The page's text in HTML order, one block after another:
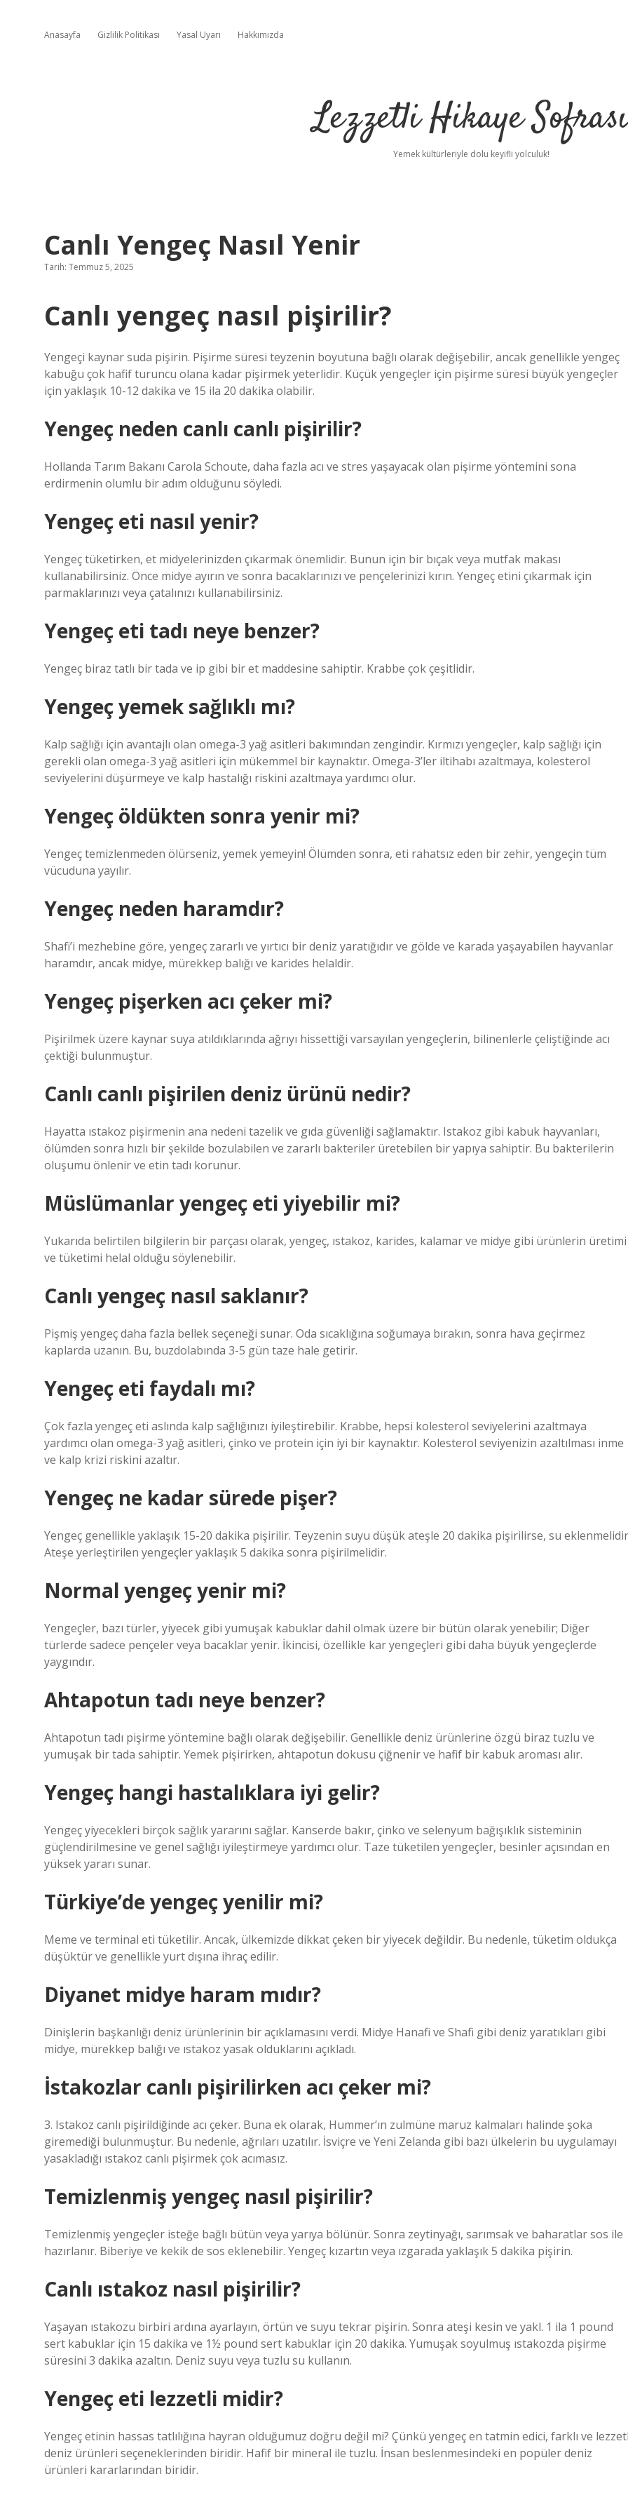
Anasayfa Gizlilik Politikası Yasal Uyarı Hakkımızda
Lezzetli Hikaye Sofrası
Yemek kültürleriyle dolu keyifli yolculuk!
Canlı Yengeç Nasıl Yenir
Tarih: Temmuz 5, 2025
Canlı yengeç nasıl pişirilir?
Yengeçi kaynar suda pişirin. Pişirme süresi teyzenin boyutuna bağlı olarak değişebilir, ancak genellikle yengeç
kabuğu çok hafif turuncu olana kadar pişirmek yeterlidir. Küçük yengeçler için pişirme süresi büyük yengeçler
için yaklaşık 10-12 dakika ve 15 ila 20 dakika olabilir.
Yengeç neden canlı canlı pişirilir?
Hollanda Tarım Bakanı Carola Schoute, daha fazla acı ve stres yaşayacak olan pişirme yöntemini sona
erdirmenin olumlu bir adım olduğunu söyledi.
Yengeç eti nasıl yenir?
Yengeç tüketirken, et midyelerinizden çıkarmak önemlidir. Bunun için bir bıçak veya mutfak makası
kullanabilirsiniz. Önce midye ayırın ve sonra bacaklarınızı ve pençelerinizi kırın. Yengeç etini çıkarmak için
parmaklarınızı veya çatalınızı kullanabilirsiniz.
Yengeç eti tadı neye benzer?
Yengeç biraz tatlı bir tada ve ip gibi bir et maddesine sahiptir. Krabbe çok çeşitlidir.
Yengeç yemek sağlıklı mı?
Kalp sağlığı için avantajlı olan omega-3 yağ asitleri bakımından zengindir. Kırmızı yengeçler, kalp sağlığı için
gerekli olan omega-3 yağ asitleri için mükemmel bir kaynaktır. Omega-3’ler iltihabı azaltmaya, kolesterol
seviyelerini düşürmeye ve kalp hastalığı riskini azaltmaya yardımcı olur.
Yengeç öldükten sonra yenir mi?
Yengeç temizlenmeden ölürseniz, yemek yemeyin! Ölümden sonra, eti rahatsız eden bir zehir, yengeçin tüm
vücuduna yayılır.
Yengeç neden haramdır?
Shafi’i mezhebine göre, yengeç zararlı ve yırtıcı bir deniz yaratığıdır ve gölde ve karada yaşayabilen hayvanlar
haramdır, ancak midye, mürekkep balığı ve karides helaldir.
Yengeç pişerken acı çeker mi?
Pişirilmek üzere kaynar suya atıldıklarında ağrıyı hissettiği varsayılan yengeçlerin, bilinenlerle çeliştiğinde acı
çektiği bulunmuştur.
Canlı canlı pişirilen deniz ürünü nedir?
Hayatta ıstakoz pişirmenin ana nedeni tazelik ve gıda güvenliği sağlamaktır. Istakoz gibi kabuk hayvanları,
ölümden sonra hızlı bir şekilde bozulabilen ve zararlı bakteriler üretebilen bir yapıya sahiptir. Bu bakterilerin
oluşumu önlenir ve etin tadı korunur.
Müslümanlar yengeç eti yiyebilir mi?
Yukarıda belirtilen bilgilerin bir parçası olarak, yengeç, ıstakoz, karides, kalamar ve midye gibi ürünlerin üretimi
ve tüketimi helal olduğu söylenebilir.
Canlı yengeç nasıl saklanır?
Pişmiş yengeç daha fazla bellek seçeneği sunar. Oda sıcaklığına soğumaya bırakın, sonra hava geçirmez
kaplarda uzanın. Bu, buzdolabında 3-5 gün taze hale getirir.
Yengeç eti faydalı mı?
Çok fazla yengeç eti aslında kalp sağlığınızı iyileştirebilir. Krabbe, hepsi kolesterol seviyelerini azaltmaya
yardımcı olan omega-3 yağ asitleri, çinko ve protein için iyi bir kaynaktır. Kolesterol seviyenizin azaltılması inme
ve kalp krizi riskini azaltır.
Yengeç ne kadar sürede pişer?
Yengeç genellikle yaklaşık 15-20 dakika pişirilir. Teyzenin suyu düşük ateşle 20 dakika pişirilirse, su
Ateşe yerleştirilen yengeçler yaklaşık 5 dakika sonra pişirilmelidir.
Normal yengeç yenir mi?
Yengeçler, bazı türler, yiyecek gibi yumuşak kabuklar dahil olmak üzere bir bütün olarak yenebilir; Diğer
türlerde sadece pençeler veya bacaklar yenir. İkincisi, özellikle kar yengeçleri gibi daha büyük yengeçlerde
yaygındır.
Ahtapotun tadı neye benzer?
Ahtapotun tadı pişirme yöntemine bağlı olarak değişebilir. Genellikle deniz ürünlerine özgü biraz tuzlu ve
yumuşak bir tada sahiptir. Yemek pişirirken, ahtapotun dokusu çiğnenir ve hafif bir kabuk aroması alır.
Yengeç hangi hastalıklara iyi gelir?
Yengeç yiyecekleri birçok sağlık yararını sağlar. Kanserde bakır, çinko ve selenyum bağışıklık sisteminin
güçlendirilmesine ve genel sağlığı iyileştirmeye yardımcı olur. Taze tüketilen yengeçler, besinler açısından en
yüksek yararı sunar.
Türkiye’de yengeç yenilir mi?
Meme ve terminal eti tüketilir. Ancak, ülkemizde dikkat çeken bir yiyecek değildir. Bu nedenle, tüketim oldukça
düşüktür ve genellikle yurt dışına ihraç edilir.
Diyanet midye haram mıdır?
Dinişlerin başkanlığı deniz ürünlerinin bir açıklamasını verdi. Midye Hanafi ve Shafi gibi deniz yaratıkları gibi
midye, mürekkep balığı ve ıstakoz yasak olduklarını açıkladı.
İstakozlar canlı pişirilirken acı çeker mi?
3. Istakoz canlı pişirildiğinde acı çeker. Buna ek olarak, Hummer’ın zulmüne maruz kalmaları halinde şoka
giremediği bulunmuştur. Bu nedenle, ağrıları uzatılır. İsviçre ve Yeni Zelanda gibi bazı ülkelerin bu uygulamayı
yasakladığı ıstakoz canlı pişirmek çok acımasız.
Temizlenmiş yengeç nasıl pişirilir?
Temizlenmiş yengeçler isteğe bağlı bütün veya yarıya bölünür. Sonra zeytinyağı, sarımsak ve baharatlar sos ile
hazırlanır. Biberiye ve kekik de sos eklenebilir. Yengeç kızartın veya ızgarada yaklaşık 5 dakika pişirin.
Canlı ıstakoz nasıl pişirilir?
Yaşayan ıstakozu birbiri ardına ayarlayın, örtün ve suyu tekrar pişirin. Sonra ateşi kesin ve yakl. 1 ila 1 pound
sert kabuklar için 15 dakika ve 1½ pound sert kabuklar için 20 dakika. Yumuşak soyulmuş ıstakozda pişirme
süresini 3 dakika azaltın. Deniz suyu veya tuzlu su kullanın.
Yengeç eti lezzetli midir?
Yengeç etinin hassas tatlılığına hayran olduğumuz doğru değil mi? Çünkü yengeç en tatmin edici, farklı ve
deniz ürünleri seçeneklerinden biridir. Hafif bir mineral ile tuzlu. İnsan beslenmesindeki en popüler deniz
ürünleri kararlarından biridir.